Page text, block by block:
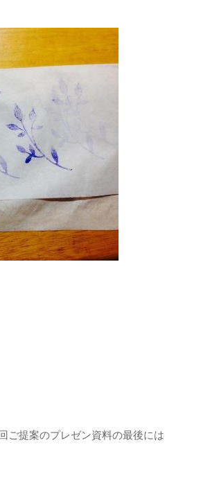
ご提案のプレゼン資料の最後には